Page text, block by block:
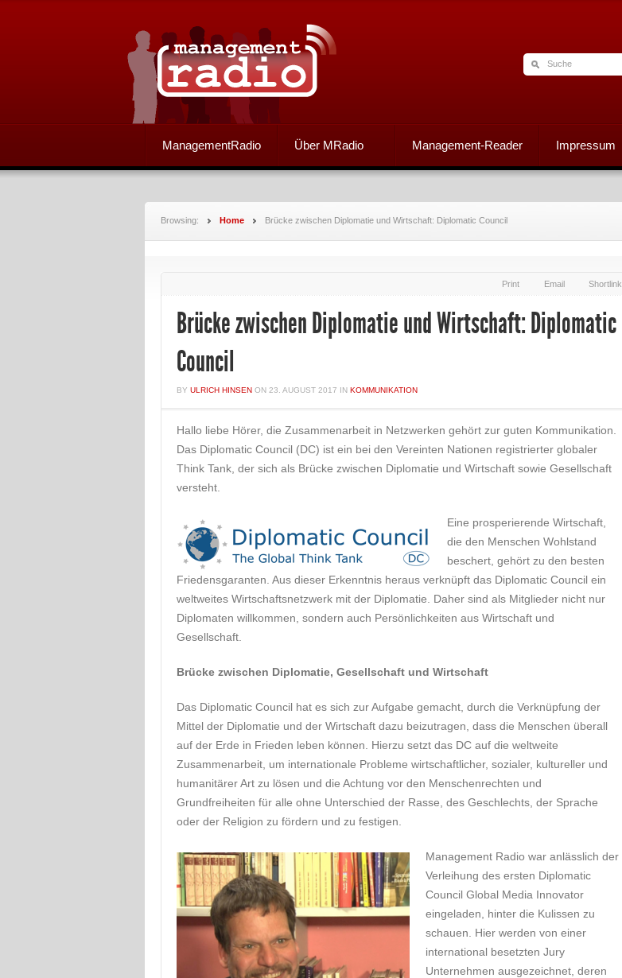
ManagementRadio Über MRadio Management-Reader Impressum
Browsing: Home Brücke zwischen Diplomatie und Wirtschaft: Diplomatic Council
Print Email Shortlink
Brücke zwischen Diplomatie und Wirtschaft: Diplomatic
Council
BY ULRICH HINSEN ON 23. AUGUST 2017 IN KOMMUNIKATION
Hallo liebe Hörer, die Zusammenarbeit in Netzwerken gehört zur guten Kommunikation.
Das Diplomatic Council (DC) ist ein bei den Vereinten Nationen registrierter globaler
Think Tank, der sich als Brücke zwischen Diplomatie und Wirtschaft sowie Gesellschaft
versteht.
Eine prosperierende Wirtschaft,
die den Menschen Wohlstand
beschert, gehört zu den besten
Friedensgaranten. Aus dieser Erkenntnis heraus verknüpft das Diplomatic Council ein
weltweites Wirtschaftsnetzwerk mit der Diplomatie. Daher sind als Mitglieder nicht nur
Diplomaten willkommen, sondern auch Persönlichkeiten aus Wirtschaft und
Gesellschaft.
Brücke zwischen Diplomatie, Gesellschaft und Wirtschaft
Das Diplomatic Council hat es sich zur Aufgabe gemacht, durch die Verknüpfung der
Mittel der Diplomatie und der Wirtschaft dazu beizutragen, dass die Menschen überall
auf der Erde in Frieden leben können. Hierzu setzt das DC auf die weltweite
Zusammenarbeit, um internationale Probleme wirtschaftlicher, sozialer, kultureller und
humanitärer Art zu lösen und die Achtung vor den Menschenrechten und
Grundfreiheiten für alle ohne Unterschied der Rasse, des Geschlechts, der Sprache
oder der Religion zu fördern und zu festigen.
Management Radio war anlässlich der
Verleihung des ersten Diplomatic
Council Global Media Innovator
eingeladen, hinter die Kulissen zu
schauen. Hier werden von einer
international besetzten Jury
Unternehmen ausgezeichnet, deren